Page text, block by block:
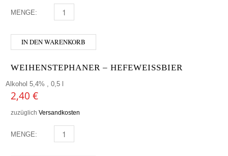
MENGE: LINZER BIER - EDELSTAHL MENGE
IN DEN WARENKORB
WEIHENSTEPHANER – HEFEWEISSBIER
Alkohol 5,4% , 0,5 l
2,40 €
zuzüglich Versandkosten
MENGE: WEIHENSTEPHANER - HEFEWEISSBIER MENGE